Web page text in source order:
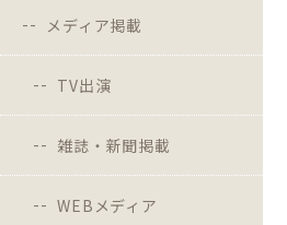
メディア掲載
TV出演
雑誌・新聞掲載
WEBメディア